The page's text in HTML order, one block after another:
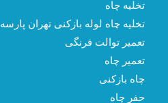
تخلیه چاه
تخلیه چاه لوله بازکنی تهران پارسه
تعمیر توالت فرنگی
تعمیر چاه
چاه بازکنی
حفر چاه